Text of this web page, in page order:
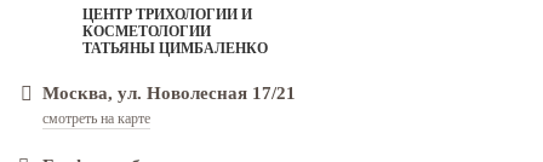
ЦЕНТР ТРИХОЛОГИИ И
КОСМЕТОЛОГИИ
ТАТЬЯНЫ ЦИМБАЛЕНКО
Москва, ул. Новолесная 17/21
смотреть на карте